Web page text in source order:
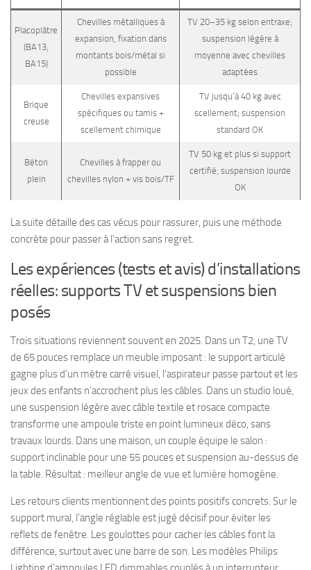
Placoplâtre
(BA13,
BA15)
Chevilles métalliques à
expansion, fixation dans
montants bois/métal si
possible
TV 20–35 kg selon entraxe;
suspension légère à
moyenne avec chevilles
adaptées
Brique
creuse
Chevilles expansives
spécifiques ou tamis +
scellement chimique
TV jusqu’à 40 kg avec
scellement; suspension
standard OK
Béton
plein
Chevilles à frapper ou
chevilles nylon + vis bois/TF
TV 50 kg et plus si support
certifié; suspension lourde
OK
La suite détaille des cas vécus pour rassurer, puis une méthode
concrète pour passer à l’action sans regret.
Les expériences (tests et avis) d’installations
réelles: supports TV et suspensions bien
posés
Trois situations reviennent souvent en 2025. Dans un T2, une TV
de 65 pouces remplace un meuble imposant : le support articulé
gagne plus d’un mètre carré visuel, l’aspirateur passe partout et les
jeux des enfants n’accrochent plus les câbles. Dans un studio loué,
une suspension légère avec câble textile et rosace compacte
transforme une ampoule triste en point lumineux déco, sans
travaux lourds. Dans une maison, un couple équipe le salon :
support inclinable pour une 55 pouces et suspension au-dessus de
la table. Résultat : meilleur angle de vue et lumière homogène.
Les retours clients mentionnent des points positifs concrets. Sur le
support mural, l’angle réglable est jugé décisif pour éviter les
reflets de fenêtre. Les goulottes pour cacher les câbles font la
différence, surtout avec une barre de son. Les modèles Philips